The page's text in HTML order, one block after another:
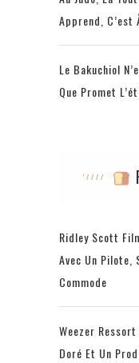
Apprend, C’est
Le Bakuchiol
Que Promet
Ridley Scott
Avec Un Pilote,
Commode
Weezer
Doré Et Un